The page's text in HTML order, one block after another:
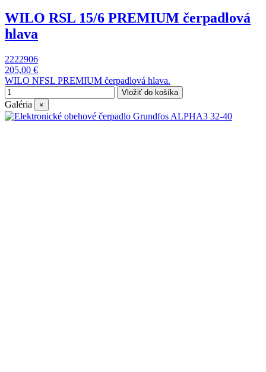
WILO RSL 15/6 PREMIUM čerpadlová
hlava
2222906
205,00 €
WILO NFSL PREMIUM čerpadlová hlava.
Vložiť do košíka
Galéria ×